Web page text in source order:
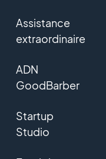
Assistance
extraordinaire
ADN
GoodBarber
Startup
Studio